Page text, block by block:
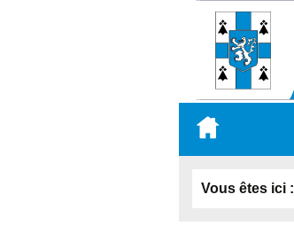
contenu
Vous êtes ici :